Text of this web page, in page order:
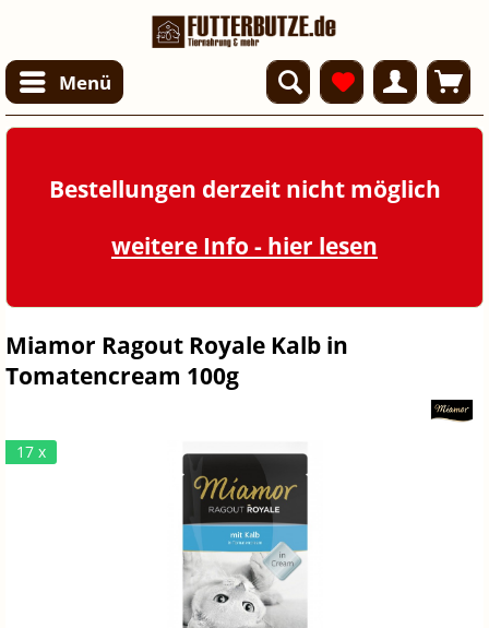
Menü
Bestellungen derzeit nicht möglich
weitere Info - hier lesen
Miamor Ragout Royale Kalb in
Tomatencream 100g
17 x